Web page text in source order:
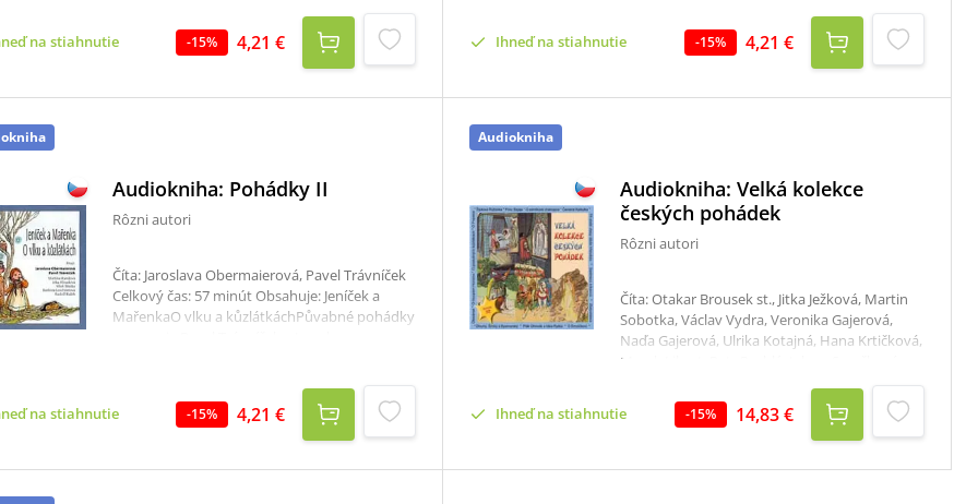
na stiahnutie -15% 4,21 € Ihneď na stiahnutie -15% 4,21 €
Audiokniha: Pohádky II
Rôzni autori
Číta: Jaroslava Obermaierová, Pavel Trávníček
Celkový čas: 57 minút Obsahuje: Jeníček a
MařenkaO vlku a kůzlátkáchPůvabné pohádky
na stiahnutie -15% 4,21 €
Audiokniha
Audiokniha: Velká kolekce
českých pohádek
Rôzni autori
Číta: Otakar Brousek st., Jitka Ježková, Martin
Sobotka, Václav Vydra, Veronika Gajerová,
Naďa Gajerová, Ulrika Kotajná, Hana Krtičková,
Marek Libert, Petr Rychlý, Jolana Smyčková,
Jana Boušková, Otakar Brousek ml. Celkový
čas: 11 hodín 31 minút Unikátní kolekce 50
nejznámějších a nejkrásnějších pohádek! Pro
posluchače jsou připraveny kvalitní nahrávky
vyprávěných i dramatizovaných pohádek v
Ihneď na stiahnutie -15% 14,83 €